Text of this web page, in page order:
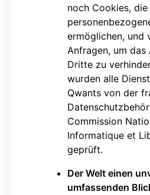
noch Cookies, die
ermöglichen, und
Anfragen, um das
Dritte zu
wurden alle
Qwants von der
Commission
Informatique et
geprüft.
Der Welt einen
umfassenden